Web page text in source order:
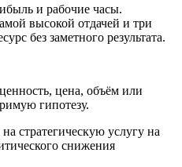
и рабочие часы.
высокой отдачей и три
без заметного результата.
цена, объём или
гипотезу.
стратегическую услугу на
снижения